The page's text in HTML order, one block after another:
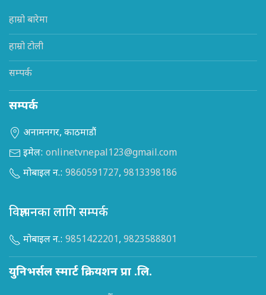
हाम्रो बारेमा
हाम्रो टोली
सम्पर्क
सम्पर्क
अनामनगर, काठमाडौं
इमेल: onlinetvnepal123@gmail.com
मोबाइल न.: 9860591727, 9813398186
विज्ञापनका लागि सम्पर्क
मोबाइल न.: 9851422201, 9823588801
युनिभर्सल स्मार्ट क्रियशन प्रा .लि.